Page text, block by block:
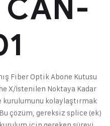
Fiber Optik Abone Kutusu
X/İstenilen Noktaya Kadar
kurulumunu kolaylaştırmak
çözüm, gereksiz splice (ek)